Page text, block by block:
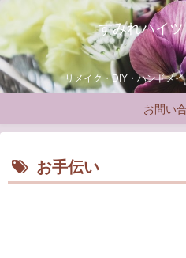
すみれハイ
リメイク・DIY・ハンドメ
お問い
お手伝い